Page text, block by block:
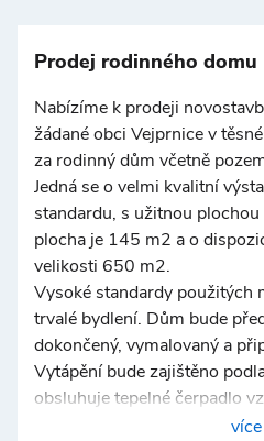
−
Prodej rodinného
Nabízíme k prodeji
žádané obci Vejprnice v
za rodinný dům včetně
Jedná se o velmi kvalitní
standardu, s užitnou
plocha je 145 m2 a o
velikosti 650 m2.
Vysoké standardy použitých
trvalé bydlení. Dům bude
dokončený, vymalovaný a
Vytápění bude zajištěno
obsluhuje tepelné čerpadlo
jsou zařízeny závěsnými více